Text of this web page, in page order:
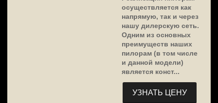
осуществляется как
напрямую, так и через
нашу дилерскую сеть.
Одним из основных
преимуществ наших
пилорам (в том числе
и данной модели)
является конст...
УЗНАТЬ ЦЕНУ